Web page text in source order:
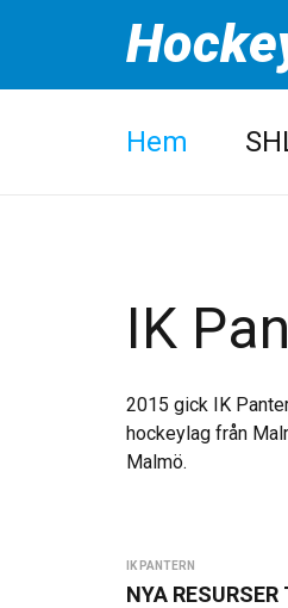
Hem
IK
2015 gick IK
hockeylag från
Malmö.
IK PANTERN
NYA